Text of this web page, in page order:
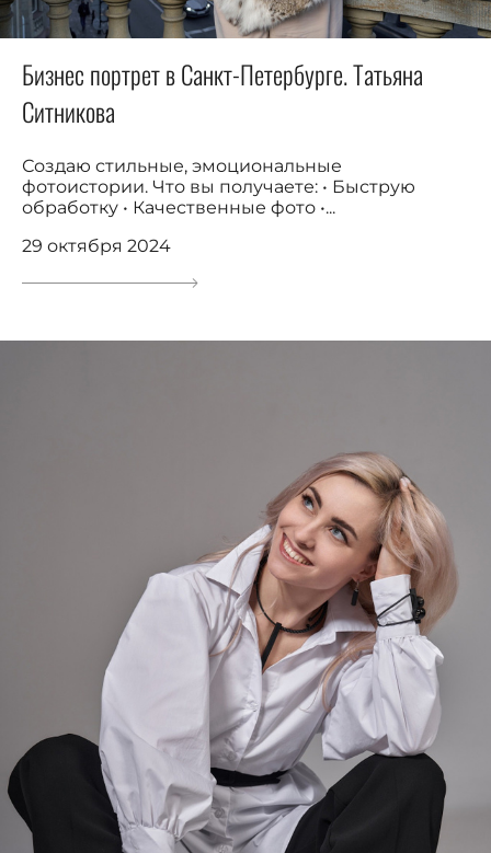
Бизнес портрет в Санкт-Петербурге. Татьяна
Ситникова
Создаю стильные, эмоциональные
фотоистории. Что вы получаете: • Быструю
обработку • Качественные фото •...
29 октября 2024